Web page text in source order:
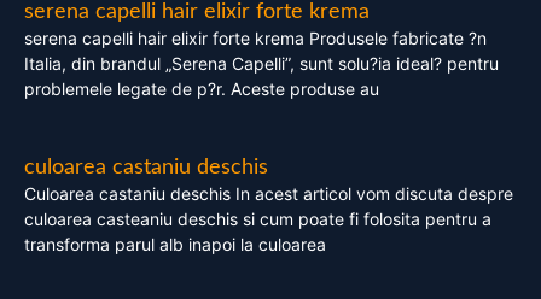
serena capelli hair elixir forte krema
serena capelli hair elixir forte krema Produsele fabricate ?n
Italia, din brandul „Serena Capelli”, sunt solu?ia ideal? pentru
problemele legate de p?r. Aceste produse au
culoarea castaniu deschis
Culoarea castaniu deschis In acest articol vom discuta despre
culoarea casteaniu deschis si cum poate fi folosita pentru a
transforma parul alb inapoi la culoarea